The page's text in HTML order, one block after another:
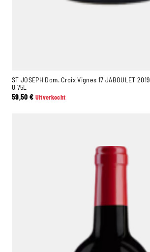
ST JOSEPH Dom. Croix Vignes 17 JABOULET 2019
0,75L
59,50€ Uitverkocht